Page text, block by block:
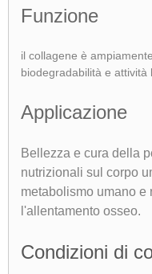
Funzione
il collagene è
biodegradabilità e attività
Applicazione
Bellezza e cura della
nutrizionali sul corpo
metabolismo umano
l'allentamento osseo.
Condizioni di